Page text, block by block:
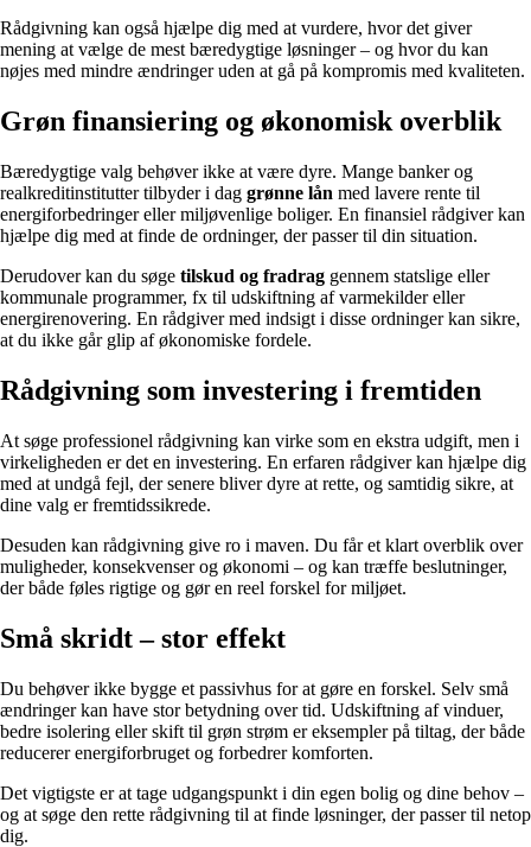
Rådgivning kan også hjælpe dig med at vurdere, hvor det giver
mening at vælge de mest bæredygtige løsninger – og hvor du kan
nøjes med mindre ændringer uden at gå på kompromis med kvaliteten.
Grøn finansiering og økonomisk overblik
Bæredygtige valg behøver ikke at være dyre. Mange banker og
realkreditinstitutter tilbyder i dag grønne lån med lavere rente til
energiforbedringer eller miljøvenlige boliger. En finansiel rådgiver kan
hjælpe dig med at finde de ordninger, der passer til din situation.
Derudover kan du søge tilskud og fradrag gennem statslige eller
kommunale programmer, fx til udskiftning af varmekilder eller
energirenovering. En rådgiver med indsigt i disse ordninger kan sikre,
at du ikke går glip af økonomiske fordele.
Rådgivning som investering i fremtiden
At søge professionel rådgivning kan virke som en ekstra udgift, men i
virkeligheden er det en investering. En erfaren rådgiver kan hjælpe dig
med at undgå fejl, der senere bliver dyre at rette, og samtidig sikre, at
dine valg er fremtidssikrede.
Desuden kan rådgivning give ro i maven. Du får et klart overblik over
muligheder, konsekvenser og økonomi – og kan træffe beslutninger,
der både føles rigtige og gør en reel forskel for miljøet.
Små skridt – stor effekt
Du behøver ikke bygge et passivhus for at gøre en forskel. Selv små
ændringer kan have stor betydning over tid. Udskiftning af vinduer,
bedre isolering eller skift til grøn strøm er eksempler på tiltag, der både
reducerer energiforbruget og forbedrer komforten.
Det vigtigste er at tage udgangspunkt i din egen bolig og dine behov –
og at søge den rette rådgivning til at finde løsninger, der passer til netop
dig.